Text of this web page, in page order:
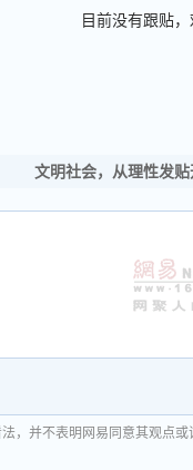
目前没有跟贴
文明社会，从理性发贴
，并不表明网易同意其观点或